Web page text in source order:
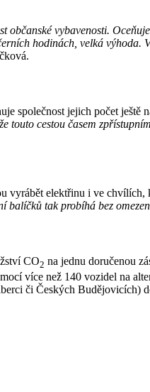
občanské vybavenosti.
hodinách, velká výhoda.
společnost jejich počet ještě
touto cestou časem
vyrábět elektřinu i ve chvílích,
balíčků tak probíhá bez
CO2 na jednu doručenou
více než 140 vozidel na
či Českých Budějovicích)